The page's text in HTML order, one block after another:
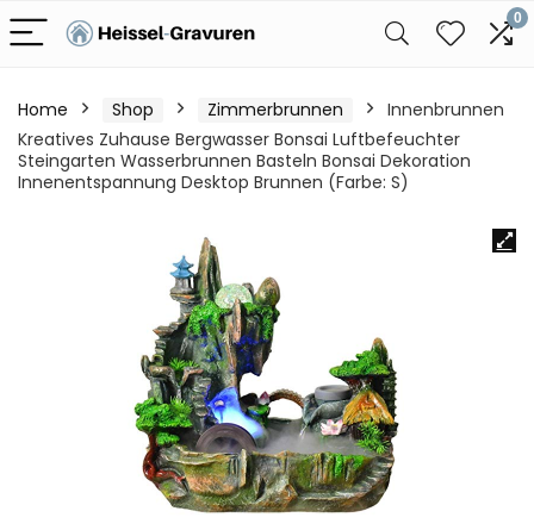
0
Home Shop Zimmerbrunnen
Innenbrunnen
Kreatives Zuhause Bergwasser Bonsai Luftbefeuchter
Steingarten Wasserbrunnen Basteln Bonsai Dekoration
Innenentspannung Desktop Brunnen (Farbe: S)